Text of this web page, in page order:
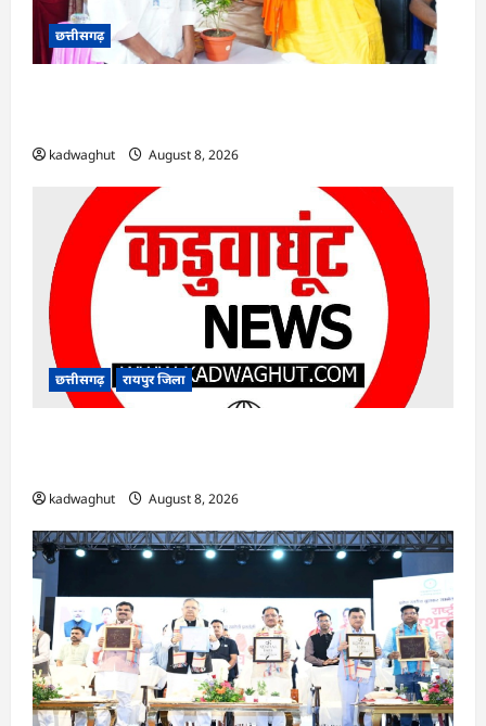
छत्तीसगढ़
kadwaghut August 8, 2026
छत्तीसगढ़ रायपुर जिला
kadwaghut August 8, 2026